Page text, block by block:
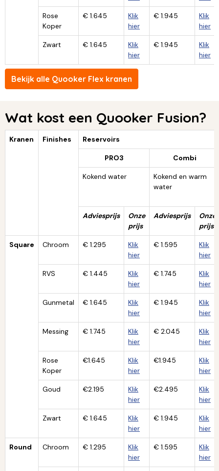
Rose
Koper
€ 1.645
Klik
hier
€ 1.945
Klik
hier
Zwart € 1.645
Klik
hier
€ 1.945
Klik
hier
Bekijk alle Quooker Flex kranen
Wat kost een Quooker Fusion?
Kranen Finishes Reservoirs
PRO3 Combi
Kokend water
Kokend en warm
water
Adviesprijs
Onze
prijs
Adviesprijs
Onze
prijs
Square Chroom € 1.295
Klik
hier
€ 1.595
Klik
hier
RVS € 1.445
Klik
hier
€ 1.745
Klik
hier
Gunmetal € 1.645
Klik
hier
€ 1.945
Klik
hier
Messing € 1.745
Klik
hier
€ 2.045
Klik
hier
Rose
Koper
€1.645
Klik
hier
€1.945
Klik
hier
Goud €2.195
Klik
hier
€2.495
Klik
hier
Zwart € 1.645
Klik
hier
€ 1.945
Klik
hier
Round Chroom € 1.295
Klik
hier
€ 1.595
Klik
hier